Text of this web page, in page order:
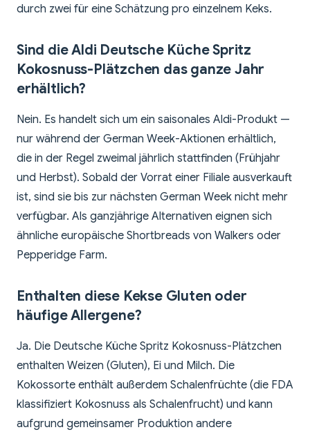
durch zwei für eine Schätzung pro einzelnem Keks.
Sind die Aldi Deutsche Küche Spritz
Kokosnuss-Plätzchen das ganze Jahr
erhältlich?
Nein. Es handelt sich um ein saisonales Aldi-Produkt —
nur während der German Week-Aktionen erhältlich,
die in der Regel zweimal jährlich stattfinden (Frühjahr
und Herbst). Sobald der Vorrat einer Filiale ausverkauft
ist, sind sie bis zur nächsten German Week nicht mehr
verfügbar. Als ganzjährige Alternativen eignen sich
ähnliche europäische Shortbreads von Walkers oder
Pepperidge Farm.
Enthalten diese Kekse Gluten oder
häufige Allergene?
Ja. Die Deutsche Küche Spritz Kokosnuss-Plätzchen
enthalten Weizen (Gluten), Ei und Milch. Die
Kokossorte enthält außerdem Schalenfrüchte (die FDA
klassifiziert Kokosnuss als Schalenfrucht) und kann
aufgrund gemeinsamer Produktion andere